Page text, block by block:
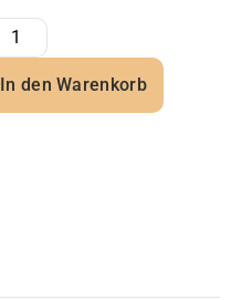
In den Warenkorb